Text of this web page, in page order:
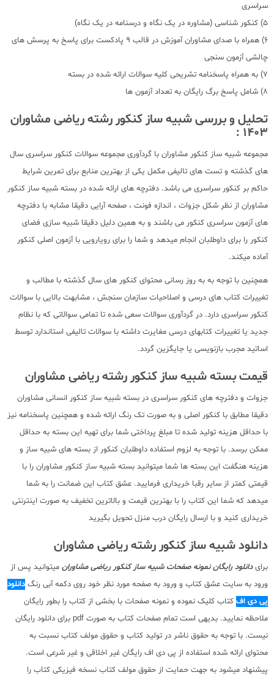
سراسری
5) کنکور شناسی (مشاوره در یک نگاه و درسنامه در یک نگاه)
6) همراه با صدای مشاوران آموزش در قالب 9 پادکست برای پاسخ به پرسش های
چالشی آزمون سنجی
7) به همراه پاسخنامه تشریحی کلیه سوالات ارائه شده در بسته
8) شامل پاسخ برگ رایگان به تعداد آزمون ها
تحلیل و بررسی شبیه ساز کنکور رشته ریاضی مشاوران
1403 :
مجموعه شبیه ساز کنکور مشاوران با گردآوری مجموعه سوالات کنکور سراسری سال
های گذشته و تست های تالیفی مکمل یکی از بهترین منابع برای تمرین شرایط
حاکم بر کنکور سراسری می باشد. دفترچه های ارائه شده در بسته شبیه ساز کنکور
مشاوران از نظر شکل جزوات ، اندازه فونت ، صفحه آرایی دقیقا مشابه با دفترچه
های آزمون سراسری کنکور می باشند و به همین دلیل دقیقا شبیه سازی فضای
کنکور را برای داوطلبان انجام میدهد و شما را برای رویارویی با آزمون اصلی کنکور
آماده میکند.
همچنین با توجه به به روز رسانی محتوای کنکور های سال گذشته با مطالب و
تغییرات کتاب های درسی و اصلاحیات سازمان سنجش ، مشابهت بالایی با سوالات
کنکور سراسری دارد. در گردآوری سوالات سعی شده تا تمامی سوالاتی که با نظام
جدید یا تغییرات کتابهای درسی مغایرت داشته با سوالات تالیفی استاندارد توسط
اساتید مجرب بازنویسی یا جایگزین گردد.
قیمت بسته شبیه ساز کنکور رشته ریاضی مشاوران
جزوات و دفترچه های کنکور سراسری در بسته شبیه ساز کنکور انسانی مشاوران
دقیقا مطابق با کنکور اصلی و به صورت تک رنگ ارائه شده و همچنین پاسخنامه نیز
با حداقل هزینه تولید شده تا مبلغ پرداختی شما برای تهیه این بسته به حداقل
ممکن برسد. با توجه به لزوم استفاده داوطلبان کنکور از بسته های شبیه ساز و
هزینه هنگفت این بسته ها شما میتوانید بسته شبیه ساز کنکور مشاوران را با
قیمتی کمتر از سایر رقبا خریداری فرمایید. عشق کتاب این ضمانت را به شما
میدهد که شما این کتاب را با بهترین قیمت و بالاترین تخفیف به صورت اینترنتی
خریداری کنید و با ارسال رایگان درب منزل تحویل بگیرید
دانلود شبیه ساز کنکور رشته ریاضی مشاوران
برایدانلود رایگان نمونه صفحات شبیه ساز کنکور ریاضی مشاوران میتوانید پس از
ورود به سایت عشق کتاب و ورود به صفحه مورد نظر خود روی دکمه آبی رنگ دانلود
پی دی اف کتاب کلیک نموده و نمونه صفحات با بخشی از کتاب را بطور رایگان
ملاحظه نمایید. بدیهی است تمام صفحات کتاب به صورت pdf برای دانلود رایگان
نیست. با توجه به حقوق ناشر در تولید کتاب و حقوق مولف کتاب نسبت به
محتوای ارائه شده استفاده از پی دی اف رایگان غیر اخلاقی و غیر شرعی است.
پیشنهاد میشود به جهت حمایت از حقوق مولف کتاب نسخه فیزیکی کتاب را